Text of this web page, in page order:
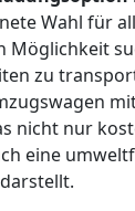
Wahl für
Möglichkeit
zu
nicht nur
eine